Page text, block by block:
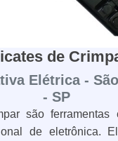
de
Elétrica -
- SP
são ferramentas
de eletrônica.